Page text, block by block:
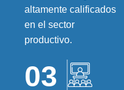
altamente calificados
en el sector
productivo.
03